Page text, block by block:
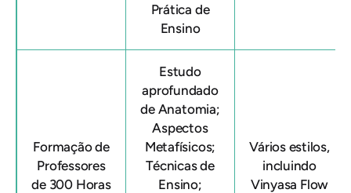
Prática de
Ensino
Formação de
Professores
de 300 Horas
Estudo
aprofundado
de Anatomia;
Aspectos
Metafísicos;
Técnicas de
Ensino;
Vários estilos,
incluindo
Vinyasa Flow